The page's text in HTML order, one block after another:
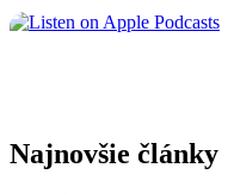
Najnovšie články